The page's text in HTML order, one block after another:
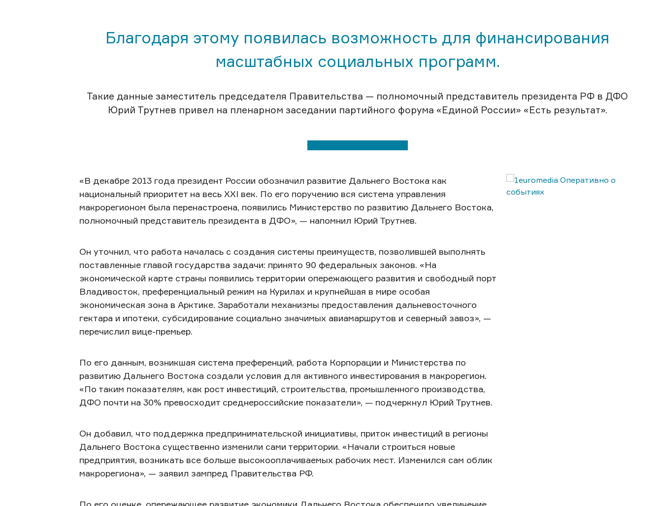
Благодаря этому появилась возможность для финансирования
масштабных социальных программ.
Такие данные заместитель председателя Правительства — полномочный представитель президента РФ в ДФО
Юрий Трутнев привел на пленарном заседании партийного форума «Единой России» «Есть результат».
«В декабре 2013 года президент России обозначил развитие Дальнего Востока как
национальный приоритет на весь XXI век. По его поручению вся система управления
макрорегионом была перенастроена, появились Министерство по развитию Дальнего Востока,
полномочный представитель президента в ДФО», — напомнил Юрий Трутнев.
Он уточнил, что работа началась с создания системы преимуществ, позволившей выполнять
поставленные главой государства задачи: принято 90 федеральных законов. «На
экономической карте страны появились территории опережающего развития и свободный порт
Владивосток, преференциальный режим на Курилах и крупнейшая в мире особая
экономическая зона в Арктике. Заработали механизмы предоставления дальневосточного
гектара и ипотеки, субсидирование социально значимых авиамаршрутов и северный завоз», —
перечислил вице-премьер.
По его данным, возникшая система преференций, работа Корпорации и Министерства по
развитию Дальнего Востока создали условия для активного инвестирования в макрорегион.
«По таким показателям, как рост инвестиций, строительства, промышленного производства,
ДФО почти на 30% превосходит среднероссийские показатели», — подчеркнул Юрий Трутнев.
Он добавил, что поддержка предпринимательской инициативы, приток инвестиций в регионы
Дальнего Востока существенно изменили сами территории. «Начали строиться новые
предприятия, возникать все больше высокооплачиваемых рабочих мест. Изменился сам облик
макрорегиона», — заявил зампред Правительства РФ.